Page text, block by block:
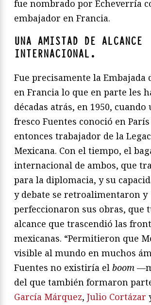
fue nombrado por Echeverría
embajador en Francia.
UNA AMISTAD DE ALCANCE
INTERNACIONAL.
Fue precisamente la Embajada
en Francia lo que en parte les
décadas atrás, en 1950,
fresco Fuentes conoció en París
entonces trabajador de la
Mexicana. Con el tiempo, el
internacional de ambos, que
para la diplomacia, y su
y debate se retroalimentaron y
perfeccionaron sus obras, que
alcance que trascendió las
mexicanas. “Permitieron que
visible al mundo en muchos
Fuentes no existiría el boom
del que también formaron
García Márquez, Julio Cortázar